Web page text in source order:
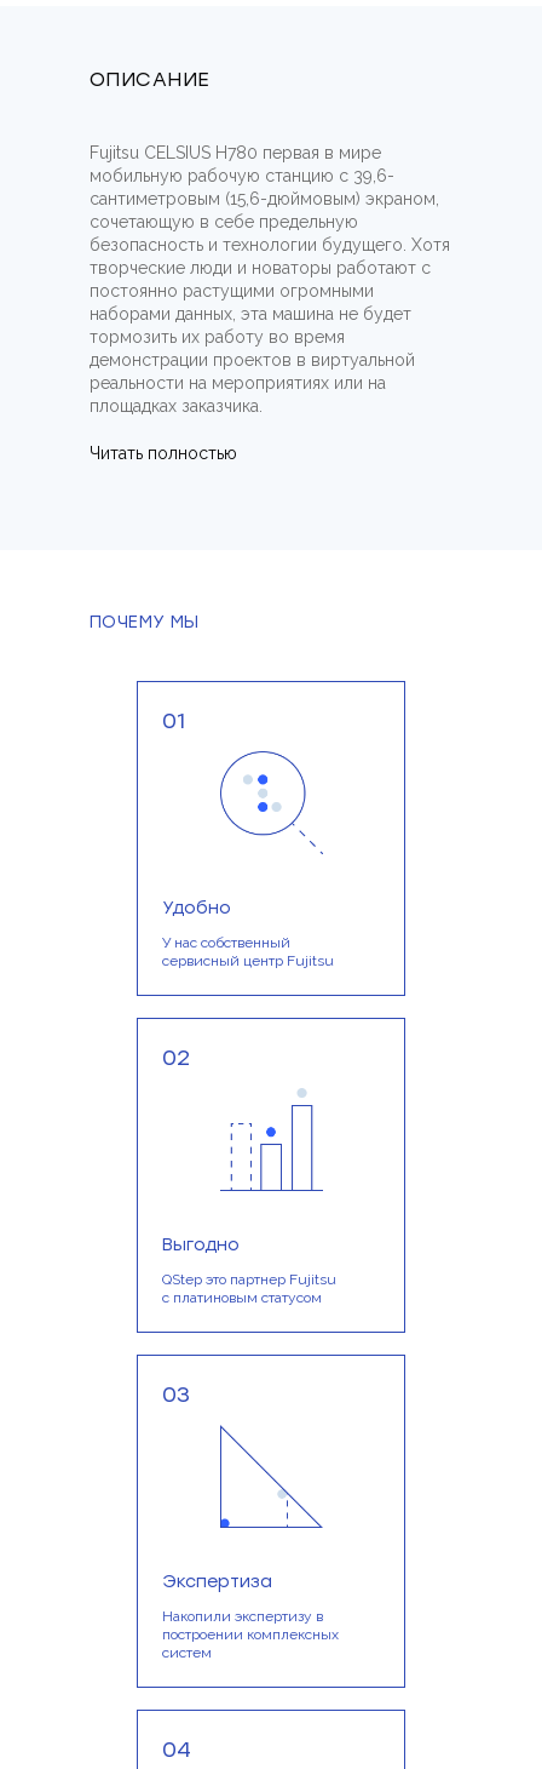
ОПИСАНИЕ
Fujitsu CELSIUS H780 первая в мире
мобильную рабочую станцию с 39,6-
сантиметровым (15,6-дюймовым) экраном,
сочетающую в себе предельную
безопасность и технологии будущего. Хотя
творческие люди и новаторы работают с
постоянно растущими огромными
наборами данных, эта машина не будет
тормозить их работу во время
демонстрации проектов в виртуальной
реальности на мероприятиях или на
площадках заказчика.
Читать полностью
ПОЧЕМУ МЫ
01
Удобно
У нас собственный
сервисный центр Fujitsu
02
Выгодно
QStep это партнер Fujitsu
с платиновым статусом
03
Экспертиза
Накопили экспертизу в
построении комплексных
систем
04